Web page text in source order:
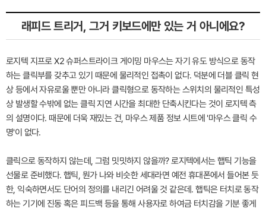
래피드 트리거, 그거 키보드에만 있는 거 아니에요?
로지텍 지프로 X2 슈퍼스트라이크 게이밍 마우스는 자기 유도 방식으로 동작
하는 클릭부를 갖추고 있기 때문에 물리적인 접촉이 없다. 덕분에 더블 클릭 현
상 등에서 자유로울 뿐만 아니라 클릭형으로 동작하는 스위치의 물리적인 특성
상 발생할 수밖에 없는 클릭 지연 시간을 최대한 단축시킨다는 것이 로지텍 측
의 설명이다. 때문에 더욱 재밌는 건, 마우스 제품 정보 시트에 '마우스 클릭 수
명'이 없다.
클릭으로 동작하지 않는데, 그럼 밋밋하지 않을까? 로지텍에서는 햅틱 기능을
선물로 준비했다. 햅틱, 뭔가 나와 비슷한 세대라면 예전 휴대폰에서 들어본 듯
한, 익숙하면서도 단어의 정의를 내리긴 어려울 것 같은데. 햅틱은 터치로 동작
하는 기기에 진동 혹은 피드백 등을 통해 사용자로 하여금 터치감을 기분 좋게